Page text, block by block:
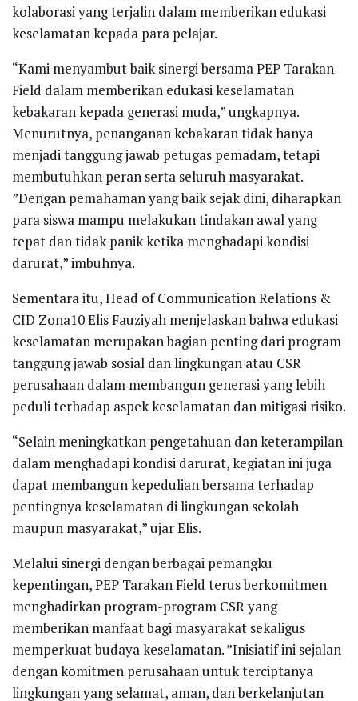
kolaborasi yang terjalin dalam memberikan edukasi
keselamatan kepada para pelajar.
“Kami menyambut baik sinergi bersama PEP Tarakan
Field dalam memberikan edukasi keselamatan
kebakaran kepada generasi muda,” ungkapnya.
Menurutnya, penanganan kebakaran tidak hanya
menjadi tanggung jawab petugas pemadam, tetapi
membutuhkan peran serta seluruh masyarakat.
”Dengan pemahaman yang baik sejak dini, diharapkan
para siswa mampu melakukan tindakan awal yang
tepat dan tidak panik ketika menghadapi kondisi
darurat,” imbuhnya.
Sementara itu, Head of Communication Relations &
CID Zona10 Elis Fauziyah menjelaskan bahwa edukasi
keselamatan merupakan bagian penting dari program
tanggung jawab sosial dan lingkungan atau CSR
perusahaan dalam membangun generasi yang lebih
peduli terhadap aspek keselamatan dan mitigasi risiko.
“Selain meningkatkan pengetahuan dan keterampilan
dalam menghadapi kondisi darurat, kegiatan ini juga
dapat membangun kepedulian bersama terhadap
pentingnya keselamatan di lingkungan sekolah
maupun masyarakat,” ujar Elis.
Melalui sinergi dengan berbagai pemangku
kepentingan, PEP Tarakan Field terus berkomitmen
menghadirkan program-program CSR yang
memberikan manfaat bagi masyarakat sekaligus
memperkuat budaya keselamatan. ”Inisiatif ini sejalan
dengan komitmen perusahaan untuk terciptanya
lingkungan yang selamat, aman, dan berkelanjutan